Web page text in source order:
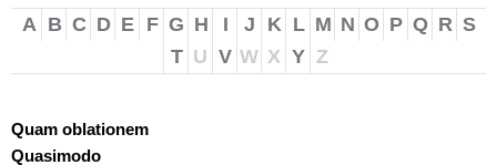
A B C D E F G H I J K L M N O P Q R S
T U V W X Y Z
Quam oblationem
Quasimodo